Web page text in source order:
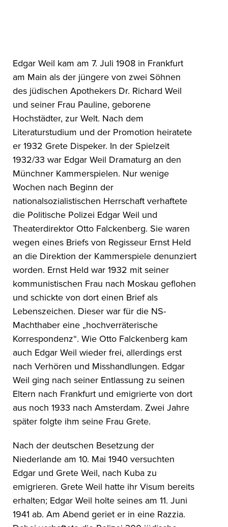
Edgar Weil kam am 7. Juli 1908 in Frankfurt
am Main als der jüngere von zwei Söhnen
des jüdischen Apothekers Dr. Richard Weil
und seiner Frau Pauline, geborene
Hochstädter, zur Welt. Nach dem
Literaturstudium und der Promotion heiratete
er 1932 Grete Dispeker. In der Spielzeit
1932/33 war Edgar Weil Dramaturg an den
Münchner Kammerspielen. Nur wenige
Wochen nach Beginn der
nationalsozialistischen Herrschaft verhaftete
die Politische Polizei Edgar Weil und
Theaterdirektor Otto Falckenberg. Sie waren
wegen eines Briefs von Regisseur Ernst Held
an die Direktion der Kammerspiele denunziert
worden. Ernst Held war 1932 mit seiner
kommunistischen Frau nach Moskau geflohen
und schickte von dort einen Brief als
Lebenszeichen. Dieser war für die NS-
Machthaber eine „hochverräterische
Korrespondenz“. Wie Otto Falckenberg kam
auch Edgar Weil wieder frei, allerdings erst
nach Verhören und Misshandlungen. Edgar
Weil ging nach seiner Entlassung zu seinen
Eltern nach Frankfurt und emigrierte von dort
aus noch 1933 nach Amsterdam. Zwei Jahre
später folgte ihm seine Frau Grete.
Nach der deutschen Besetzung der
Niederlande am 10. Mai 1940 versuchten
Edgar und Grete Weil, nach Kuba zu
emigrieren. Grete Weil hatte ihr Visum bereits
erhalten; Edgar Weil holte seines am 11. Juni
1941 ab. Am Abend geriet er in eine Razzia.